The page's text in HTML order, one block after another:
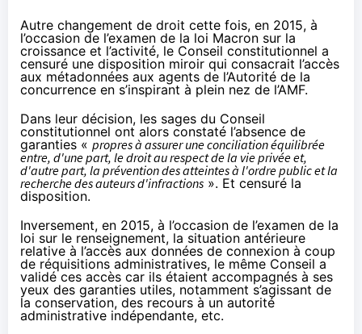
Autre changement de droit cette fois, en 2015, à
l’occasion de l’examen de la loi Macron sur la
croissance et l’activité, le Conseil constitutionnel a
censuré une disposition miroir qui consacrait l’accès
aux métadonnées aux agents de l’Autorité de la
concurrence en s’inspirant à plein nez de l’AMF.
Dans leur décision, les sages du Conseil
constitutionnel ont alors constaté l’absence de
garanties « propres à assurer une conciliation équilibrée
entre, d'une part, le droit au respect de la vie privée et,
d'autre part, la prévention des atteintes à l'ordre public et la
recherche des auteurs d'infractions ». Et censuré la
disposition.
Inversement, en 2015, à l’occasion de l’examen de la
loi sur le renseignement, la situation antérieure
relative à l’accès aux données de connexion à coup
de réquisitions administratives, le même Conseil a
validé ces accès car ils étaient accompagnés à ses
yeux des garanties utiles, notamment s’agissant de
la conservation, des recours à un autorité
administrative indépendante, etc.